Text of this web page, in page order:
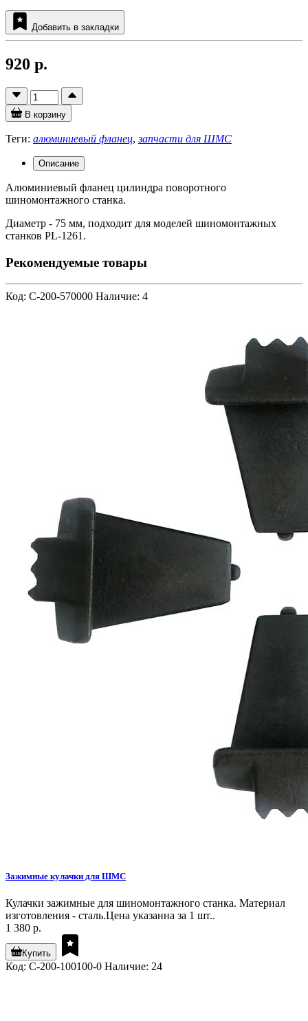
Добавить в закладки
920 р.
В корзину
Теги: алюминиевый фланец,запчасти для ШМС
Описание
Алюминиевый фланец цилиндра поворотного
шиномонтажного станка.
Диаметр - 75 мм, подходит для моделей шиномонтажных
станков PL-1261.
Рекомендуемые товары
Код: C-200-570000 Наличие: 4
Зажимные кулачки для ШМС
Кулачки зажимные для шиномонтажного станка. Материал
изготовления - сталь.Цена указанна за 1 шт..
1 380 р.
Купить
Код: C-200-100100-0 Наличие: 24